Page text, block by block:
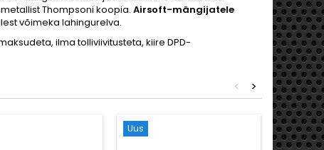
Thompsoni koopia. Airsoft-mängijatele
võimeka lahingurelva.
ilma tolliviivitusteta, kiire DPD-
>
<
Uus
Soodus!
Uus